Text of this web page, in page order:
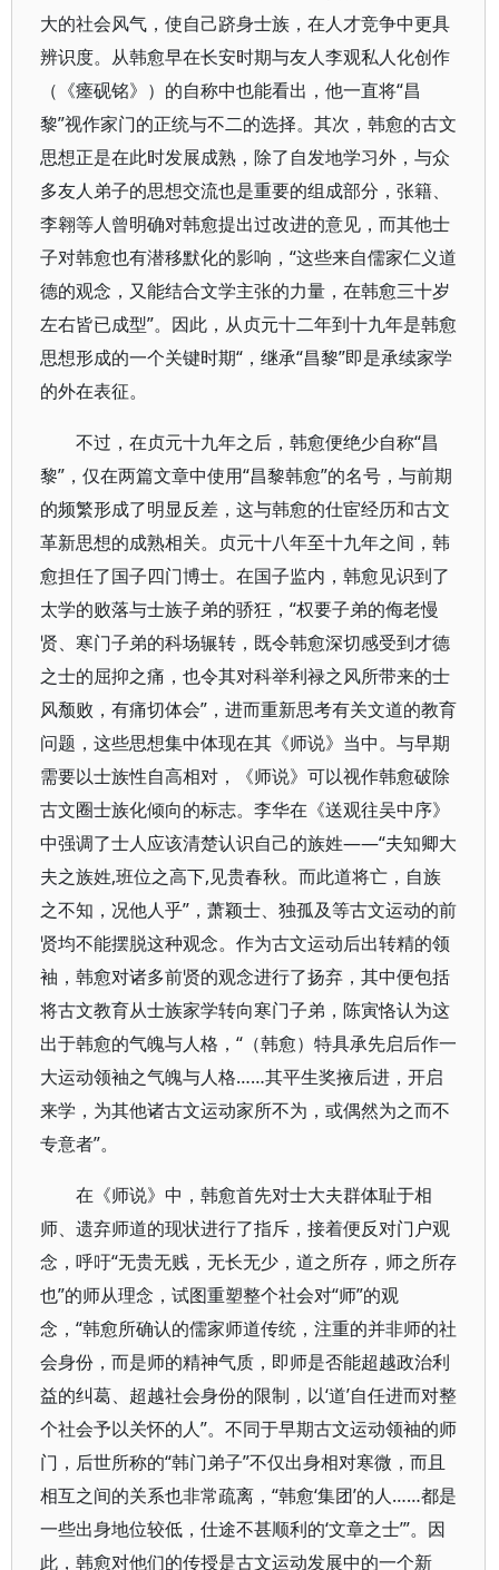
大的社会风气，使自己跻身士族，在人才竞争中更具
辨识度。从韩愈早在长安时期与友人李观私人化创作
（《瘗砚铭》）的自称中也能看出，他一直将“昌
黎”视作家门的正统与不二的选择。其次，韩愈的古文
思想正是在此时发展成熟，除了自发地学习外，与众
多友人弟子的思想交流也是重要的组成部分，张籍、
李翱等人曾明确对韩愈提出过改进的意见，而其他士
子对韩愈也有潜移默化的影响，“这些来自儒家仁义道
德的观念，又能结合文学主张的力量，在韩愈三十岁
左右皆已成型”。因此，从贞元十二年到十九年是韩愈
思想形成的一个关键时期“，继承“昌黎”即是承续家学
的外在表征。
不过，在贞元十九年之后，韩愈便绝少自称“昌
黎”，仅在两篇文章中使用“昌黎韩愈”的名号，与前期
的频繁形成了明显反差，这与韩愈的仕宦经历和古文
革新思想的成熟相关。贞元十八年至十九年之间，韩
愈担任了国子四门博士。在国子监内，韩愈见识到了
太学的败落与士族子弟的骄狂，“权要子弟的侮老慢
贤、寒门子弟的科场辗转，既令韩愈深切感受到才德
之士的屈抑之痛，也令其对科举利禄之风所带来的士
风颓败，有痛切体会”，进而重新思考有关文道的教育
问题，这些思想集中体现在其《师说》当中。与早期
需要以士族性自高相对，《师说》可以视作韩愈破除
古文圈士族化倾向的标志。李华在《送观往吴中序》
中强调了士人应该清楚认识自己的族姓——“夫知卿大
夫之族姓,班位之高下,见贵春秋。而此道将亡，自族
之不知，况他人乎”，萧颖士、独孤及等古文运动的前
贤均不能摆脱这种观念。作为古文运动后出转精的领
袖，韩愈对诸多前贤的观念进行了扬弃，其中便包括
将古文教育从士族家学转向寒门子弟，陈寅恪认为这
出于韩愈的气魄与人格，“（韩愈）特具承先启后作一
大运动领袖之气魄与人格……其平生奖掖后进，开启
来学，为其他诸古文运动家所不为，或偶然为之而不
专意者”。
在《师说》中，韩愈首先对士大夫群体耻于相
师、遗弃师道的现状进行了指斥，接着便反对门户观
念，呼吁“无贵无贱，无长无少，道之所存，师之所存
也”的师从理念，试图重塑整个社会对“师”的观
念，“韩愈所确认的儒家师道传统，注重的并非师的社
会身份，而是师的精神气质，即师是否能超越政治利
益的纠葛、超越社会身份的限制，以‘道’自任进而对整
个社会予以关怀的人”。不同于早期古文运动领袖的师
门，后世所称的“韩门弟子”不仅出身相对寒微，而且
相互之间的关系也非常疏离，“韩愈‘集团’的人……都是
一些出身地位较低，仕途不甚顺利的‘文章之士’”。因
此，韩愈对他们的传授是古文运动发展中的一个新